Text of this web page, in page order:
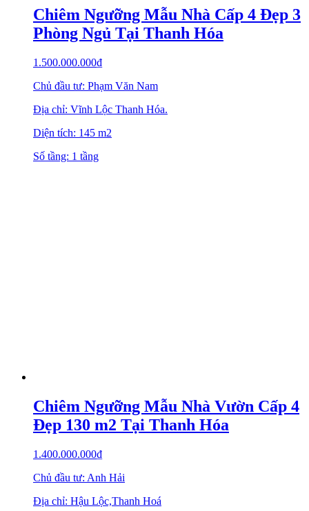
Chiêm Ngưỡng Mẫu Nhà Cấp 4 Đẹp 3
Phòng Ngủ Tại Thanh Hóa
1.500.000.000₫
Chủ đầu tư: Phạm Văn Nam
Địa chỉ: Vĩnh Lộc Thanh Hóa.
Diện tích: 145 m2
Số tầng: 1 tầng
Chiêm Ngưỡng Mẫu Nhà Vườn Cấp 4
Đẹp 130 m2 Tại Thanh Hóa
1.400.000.000₫
Chủ đầu tư: Anh Hải
Địa chỉ: Hậu Lộc,Thanh Hoá